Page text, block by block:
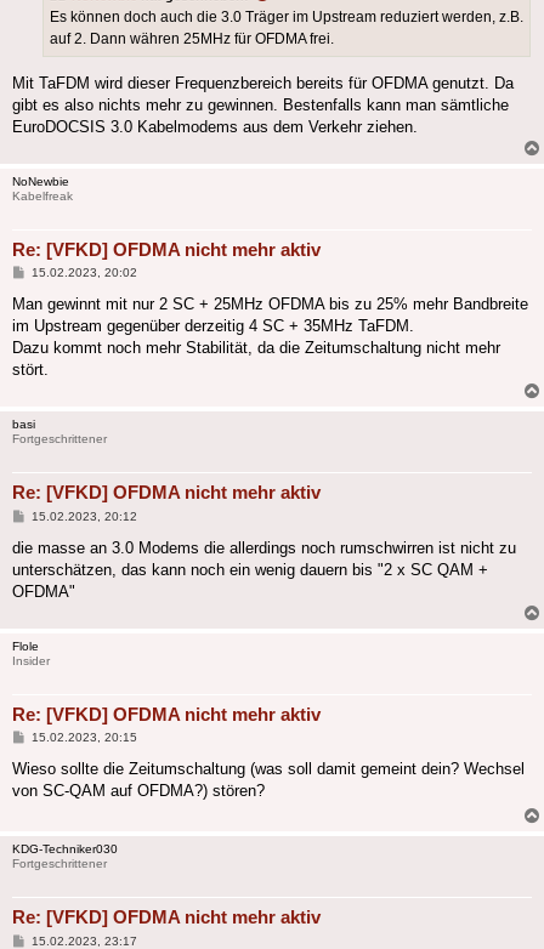
Es können doch auch die 3.0 Träger im Upstream reduziert werden, z.B.
auf 2. Dann währen 25MHz für OFDMA frei.
Mit TaFDM wird dieser Frequenzbereich bereits für OFDMA genutzt. Da
gibt es also nichts mehr zu gewinnen. Bestenfalls kann man sämtliche
EuroDOCSIS 3.0 Kabelmodems aus dem Verkehr ziehen.
NoNewbie
Kabelfreak
Re: [VFKD] OFDMA nicht mehr aktiv
Beitrag
15.02.2023, 20:02
Man gewinnt mit nur 2 SC + 25MHz OFDMA bis zu 25% mehr Bandbreite
im Upstream gegenüber derzeitig 4 SC + 35MHz TaFDM.
Dazu kommt noch mehr Stabilität, da die Zeitumschaltung nicht mehr
stört.
basi
Fortgeschrittener
Re: [VFKD] OFDMA nicht mehr aktiv
Beitrag
15.02.2023, 20:12
die masse an 3.0 Modems die allerdings noch rumschwirren ist nicht zu
unterschätzen, das kann noch ein wenig dauern bis "2 x SC QAM +
OFDMA"
Flole
Insider
Re: [VFKD] OFDMA nicht mehr aktiv
Beitrag
15.02.2023, 20:15
Wieso sollte die Zeitumschaltung (was soll damit gemeint dein? Wechsel
von SC-QAM auf OFDMA?) stören?
KDG-Techniker030
Fortgeschrittener
Re: [VFKD] OFDMA nicht mehr aktiv
Beitrag
15.02.2023, 23:17